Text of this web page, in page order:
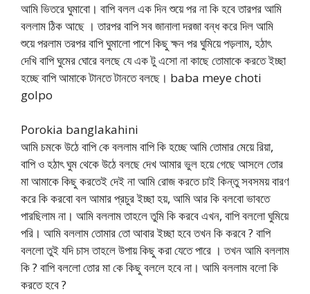
আমি ভিতরে ঘুমাবো। বাপি বলল এক দিন শুয়ে পর না কি হবে তারপর আমি
বললাম ঠিক আছে । তারপর বাপি সব জানালা দরজা বন্ধ করে দিল আমি
শুয়ে পরলাম তরপর বাপি ঘুমালো পাশে কিছু ক্ষন পর ঘুমিয়ে পড়লাম, হঠাৎ
দেখি বাপি ঘুমের ঘোরে বলছে যে এক টু এসো না কাছে তোমাকে করতে ইচ্ছা
হচ্ছে বাপি আমাকে টানতে টানতে বলছে। baba meye choti
golpo
Porokia banglakahini
আমি চমকে উঠে বাপি কে বললাম বাপি কি হচ্ছে আমি তোমার মেয়ে রিয়া,
বাপি ও হঠাৎ ঘুম থেকে উঠে বলছে দেখ আমার ভুল হয়ে গেছে আসলে তোর
মা আমাকে কিছু করতেই দেই না আমি রোজ করতে চাই কিন্তু সবসময় বারণ
করে কি করবো বল আমার প্রচুর ইচ্ছা হয়, আমি আর কি বলবো ভাবতে
পারছিলাম না। আমি বললাম তাহলে তুমি কি করবে এখন, বাপি বললো ঘুমিয়ে
পরি। আমি বললাম তোমার তো আবার ইচ্ছা হবে তখন কি করবে ? বাপি
বললো তুই যদি চাস তাহলে উপায় কিছু করা যেতে পারে । তখন আমি বললাম
কি ? বাপি বললো তোর মা কে কিছু বললে হবে না। আমি বললাম বলো কি
করতে হবে ?